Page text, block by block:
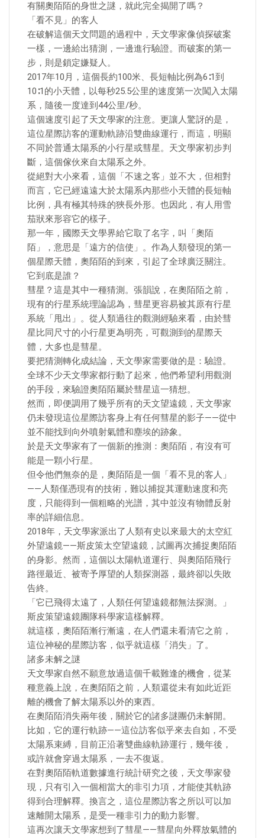
有關奧陌陌的身世之謎，就此完全揭開了嗎？
「看不見」的客人
在破解這個天文問題的過程中，天文學家像偵探破案
一樣，一邊給出猜測，一邊進行驗證。而破案的第一
步，則是鎖定嫌疑人。
2017年10月，這個長約100米、長短軸比例為6∶1到
10∶1的小天體，以每秒25.5公里的速度第一次闖入太陽
系，隨後一度達到44公里/秒。
這個速度引起了天文學家的注意。更讓人驚訝的是，
這位星際訪客的運動軌跡沿雙曲線運行，而這，明顯
不同於普通太陽系的小行星或彗星。天文學家初步判
斷，這個傢伙來自太陽系之外。
從絕對大小來看，這個「不速之客」並不大，但相對
而言，它已經遠遠大於太陽系內那些小天體的長短軸
比例，具有極其特殊的狹長外形。也因此，有人用雪
茄狀來形容它的樣子。
那一年，國際天文學界給它取了名字，叫「奧陌
陌」，意思是「遠方的信使」。作為人類發現的第一
個星際天體，奧陌陌的到來，引起了全球廣泛關注。
它到底是誰？
彗星？這是其中一種猜測。張韻說，在奧陌陌之前，
現有的行星系統理論認為，彗星更容易被其原有行星
系統「甩出」。從人類過往的觀測經驗來看，由於彗
星比同尺寸的小行星更為明亮，可觀測到的星際天
體，大多也是彗星。
要把猜測轉化成結論，天文學家需要做的是：驗證。
全球不少天文學家都行動了起來，他們希望利用觀測
的手段，來驗證奧陌陌屬於彗星這一猜想。
然而，即便調用了幾乎所有的天文望遠鏡，天文學家
仍未發現這位星際訪客身上有任何彗星的影子——從中
並不能找到向外噴射氣體和塵埃的跡象。
於是天文學家有了一個新的推測：奧陌陌，有沒有可
能是一顆小行星。
但令他們無奈的是，奧陌陌是一個「看不見的客人」
——人類僅憑現有的技術，難以捕捉其運動速度和亮
度，只能得到一個粗略的光譜，其中並沒有物體反射
率的詳細信息。
2018年，天文學家派出了人類有史以來最大的太空紅
外望遠鏡——斯皮策太空望遠鏡，試圖再次捕捉奧陌陌
的身影。然而，這個以太陽軌道運行、與奧陌陌飛行
路徑最近、被寄予厚望的人類探測器，最終卻以失敗
告終。
「它已飛得太遠了，人類任何望遠鏡都無法探測。」
斯皮策望遠鏡團隊科學家這樣解釋。
就這樣，奧陌陌漸行漸遠，在人們還未看清它之前，
這位神秘的星際訪客，似乎就這樣「消失」了。
諸多未解之謎
天文學家自然不願意放過這個千載難逢的機會，從某
種意義上說，在奧陌陌之前，人類還從未有如此近距
離的機會了解太陽系以外的東西。
在奧陌陌消失兩年後，關於它的諸多謎團仍未解開。
比如，它的運行軌跡——這位訪客似乎來去自如，不受
太陽系束縛，目前正沿著雙曲線軌跡運行，幾年後，
或許就會穿過太陽系，一去不復返。
在對奧陌陌軌道數據進行統計研究之後，天文學家發
現，只有引入一個相當大的非引力項，才能使其軌跡
得到合理解釋。換言之，這位星際訪客之所以可以加
速離開太陽系，是受一種非引力的動力影響。
這再次讓天文學家想到了彗星——彗星向外釋放氣體的